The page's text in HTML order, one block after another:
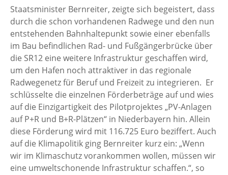
Staatsminister Bernreiter, zeigte sich begeistert, dass
durch die schon vorhandenen Radwege und den nun
entstehenden Bahnhaltepunkt sowie einer ebenfalls
im Bau befindlichen Rad- und Fußgängerbrücke über
die SR12 eine weitere Infrastruktur geschaffen wird,
um den Hafen noch attraktiver in das regionale
Radwegenetz für Beruf und Freizeit zu integrieren. Er
schlüsselte die einzelnen Förderbeträge auf und wies
auf die Einzigartigkeit des Pilotprojektes „PV-Anlagen
auf P+R und B+R-Plätzen“ in Niederbayern hin. Allein
diese Förderung wird mit 116.725 Euro beziffert. Auch
auf die Klimapolitik ging Bernreiter kurz ein: „Wenn
wir im Klimaschutz vorankommen wollen, müssen wir
eine umweltschonende Infrastruktur schaffen.“, so